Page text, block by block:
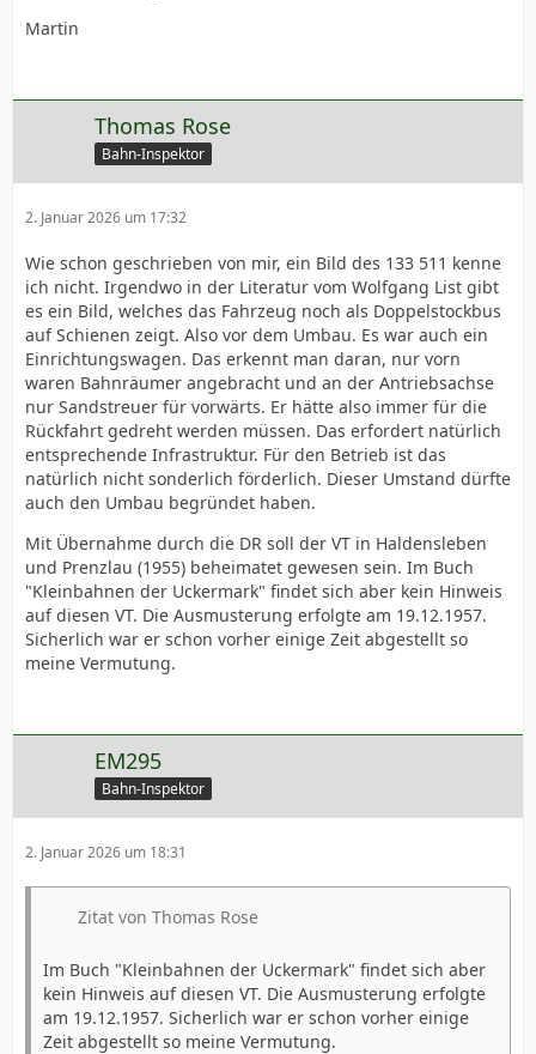
Martin
Thomas Rose
Bahn-Inspektor
2. Januar 2026 um 17:32
Wie schon geschrieben von mir, ein Bild des 133 511 kenne
ich nicht. Irgendwo in der Literatur vom Wolfgang List gibt
es ein Bild, welches das Fahrzeug noch als Doppelstockbus
auf Schienen zeigt. Also vor dem Umbau. Es war auch ein
Einrichtungswagen. Das erkennt man daran, nur vorn
waren Bahnräumer angebracht und an der Antriebsachse
nur Sandstreuer für vorwärts. Er hätte also immer für die
Rückfahrt gedreht werden müssen. Das erfordert natürlich
entsprechende Infrastruktur. Für den Betrieb ist das
natürlich nicht sonderlich förderlich. Dieser Umstand dürfte
auch den Umbau begründet haben.
Mit Übernahme durch die DR soll der VT in Haldensleben
und Prenzlau (1955) beheimatet gewesen sein. Im Buch
"Kleinbahnen der Uckermark" findet sich aber kein Hinweis
auf diesen VT. Die Ausmusterung erfolgte am 19.12.1957.
Sicherlich war er schon vorher einige Zeit abgestellt so
meine Vermutung.
EM295
Bahn-Inspektor
2. Januar 2026 um 18:31
Zitat von Thomas Rose
Im Buch "Kleinbahnen der Uckermark" findet sich aber
kein Hinweis auf diesen VT. Die Ausmusterung erfolgte
am 19.12.1957. Sicherlich war er schon vorher einige
Zeit abgestellt so meine Vermutung.